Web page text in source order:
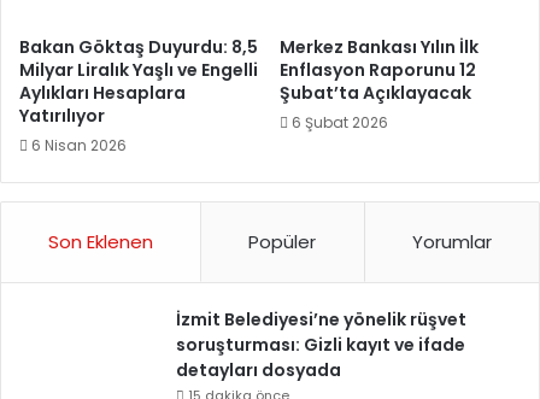
Bakan Göktaş Duyurdu: 8,5
Milyar Liralık Yaşlı ve Engelli
Aylıkları Hesaplara
Yatırılıyor
6 Nisan 2026
Merkez Bankası Yılın İlk
Enflasyon Raporunu 12
Şubat’ta Açıklayacak
6 Şubat 2026
Son Eklenen Popüler Yorumlar
İzmit Belediyesi’ne yönelik rüşvet
soruşturması: Gizli kayıt ve ifade
detayları dosyada